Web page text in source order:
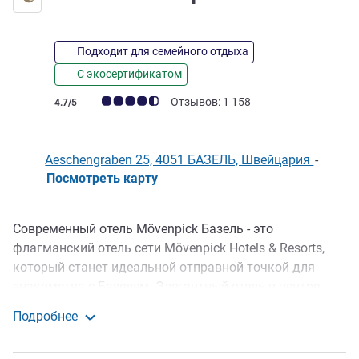
Подходит для семейного отдыха
С экосертификатом
Примечание: отзывы клиентов (Рейтинг ALL)
4.7/5 Отзывов: 1 158
Aeschengraben 25, 4051 БАЗЕЛЬ, Швейцария -
Посмотреть карту
Описание
Современный отель Mövenpick Базель - это
флагманский отель сети Mövenpick Hotels & Resorts,
который станет идеальной отправной точкой для
комфортом. Интерьер для всех 260 номеров создавал
Подробнее